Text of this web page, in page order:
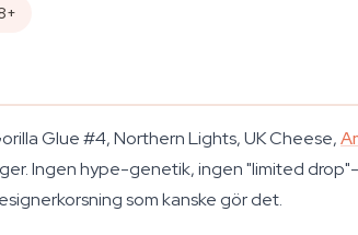
Glue #4, Northern Lights, UK Cheese,
Ingen hype-genetik, ingen "limited
som kanske gör det.